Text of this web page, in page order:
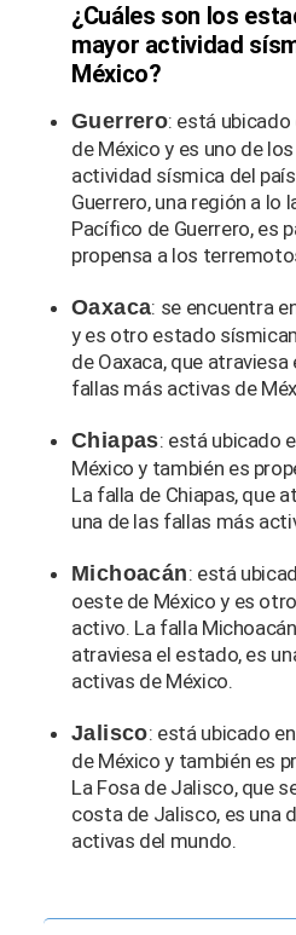
¿Cuáles son los
mayor actividad
México?
Guerrero: está
de México y es uno de
actividad sísmica del
Guerrero, una región a lo
Pacífico de Guerrero, es
propensa a los
Oaxaca: se encuentra
y es otro estado
de Oaxaca, que
fallas más activas de
Chiapas: está ubicado
México y también es
La falla de Chiapas, que
una de las fallas más
Michoacán: está
oeste de México y es
activo. La falla
atraviesa el estado, es
activas de México.
Jalisco: está ubicado
de México y también es
La Fosa de Jalisco, que
costa de Jalisco, es una
activas del mundo.